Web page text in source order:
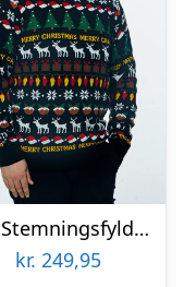
Den Stemningsfyldte Julesweater – herre / mænd
kr. 249,95